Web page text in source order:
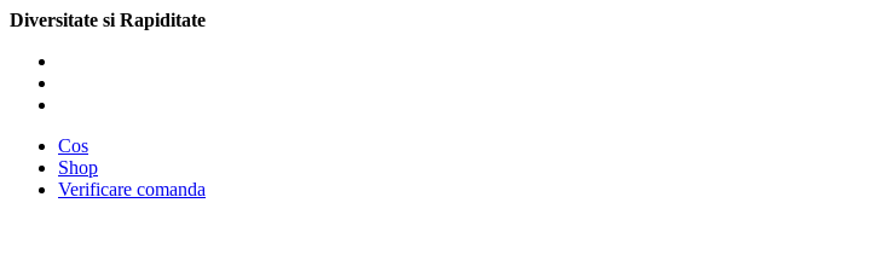
Diversitate si Rapiditate
Cos
Shop
Verificare comanda